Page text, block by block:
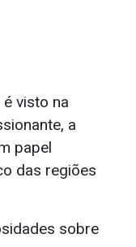
visto na
a
papel
das regiões
sobre